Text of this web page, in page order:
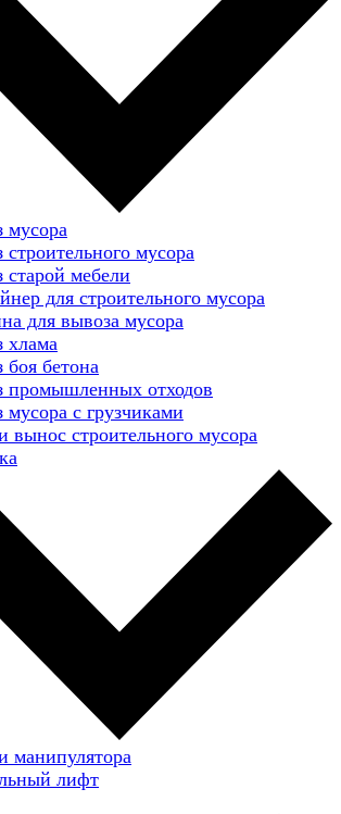
мусора
мусора
старой мебели
для строительного мусора
для вывоза мусора
хлама
бетона
промышленных отходов
с грузчиками
вынос строительного мусора
манипулятора
лифт